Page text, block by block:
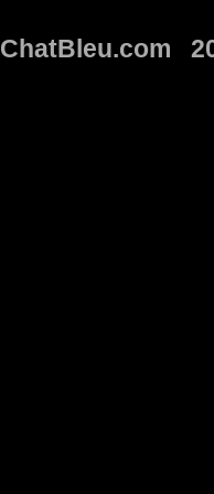
ChatBleu.com